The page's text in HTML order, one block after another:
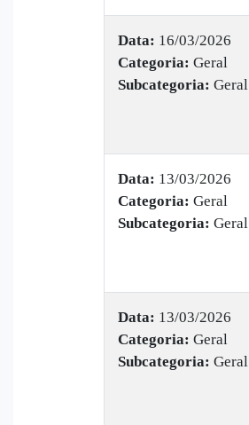
Data: 16/03/2026
Categoria: Geral
Subcategoria: Geral
Data: 13/03/2026
Categoria: Geral
Subcategoria: Geral
Data: 13/03/2026
Categoria: Geral
Subcategoria: Geral